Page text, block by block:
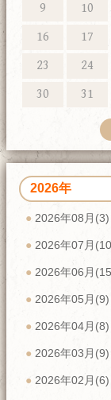
9
10
16
17
23
24
30
31
2026年
2026年08月(3)
2026年07月
2026年06月
2026年05月(9)
2026年04月(8)
2026年03月(9)
2026年02月(6)